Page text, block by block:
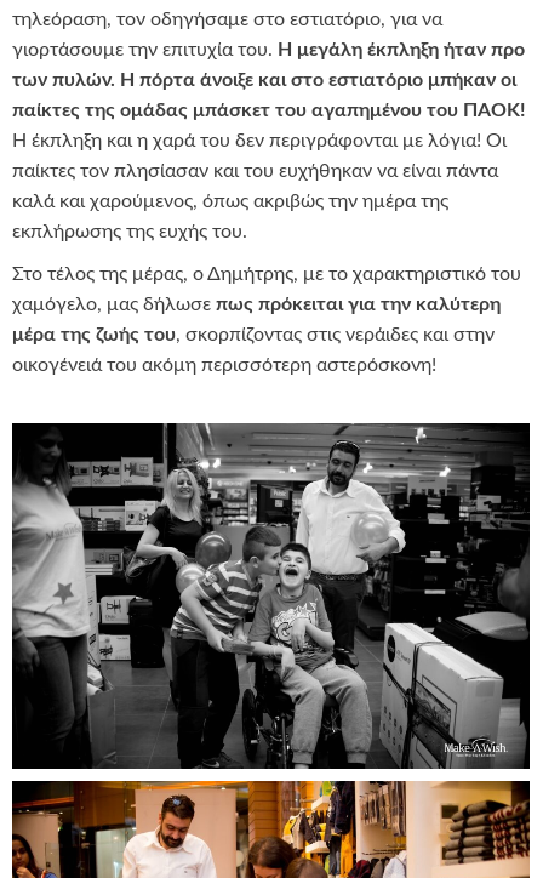
τηλεόραση, τον οδηγήσαμε στο εστιατόριο, για να
γιορτάσουμε την επιτυχία του. Η μεγάλη έκπληξη ήταν προ
των πυλών. Η πόρτα άνοιξε και στο εστιατόριο μπήκαν οι
παίκτες της ομάδας μπάσκετ του αγαπημένου του ΠΑΟΚ!
Η έκπληξη και η χαρά του δεν περιγράφονται με λόγια! Οι
παίκτες τον πλησίασαν και του ευχήθηκαν να είναι πάντα
καλά και χαρούμενος, όπως ακριβώς την ημέρα της
εκπλήρωσης της ευχής του.
Στο τέλος της μέρας, ο Δημήτρης, με το χαρακτηριστικό του
χαμόγελο, μας δήλωσε πως πρόκειται για την καλύτερη
μέρα της ζωής του, σκορπίζοντας στις νεράιδες και στην
οικογένειά του ακόμη περισσότερη αστερόσκονη!